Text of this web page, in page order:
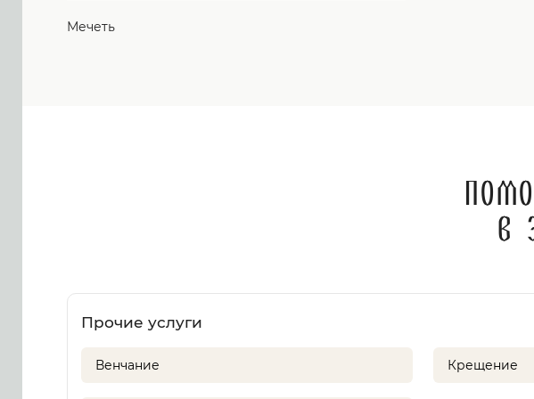
Мечеть
в
Прочие услуги
Венчание Крещение